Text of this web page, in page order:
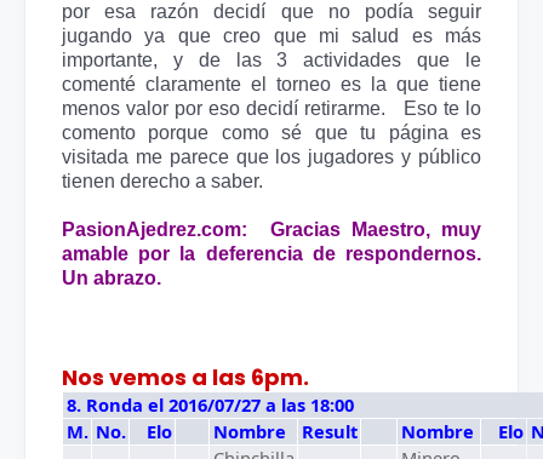
por esa razón decidí que no podía seguir
jugando ya que creo que mi salud es más
importante, y de las 3 actividades que le
comenté claramente el torneo es la que tiene
menos valor por eso decidí retirarme.
Eso te lo
comento porque como sé que tu página es
visitada me parece que los jugadores y público
tienen derecho a saber.
PasionAjedrez.com:  Gracias Maestro, muy
amable por la deferencia de respondernos.
Un abrazo.
Nos vemos a las 6pm.
8. Ronda el 2016/07/27 a las 18:00
M. No. Elo Nombre Result Nombre Elo